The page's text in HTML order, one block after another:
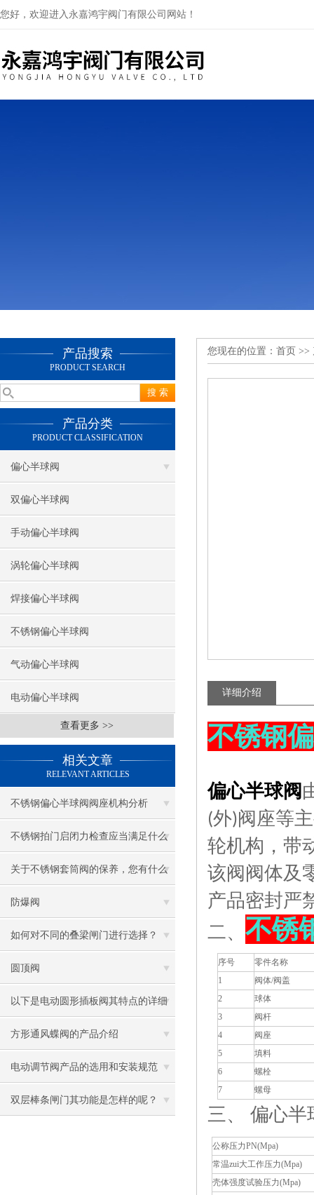
您好，欢迎进入永嘉鸿宇阀门有限公司网站！
产品搜索
PRODUCT SEARCH
产品分类
PRODUCT CLASSIFICATION
偏心半球阀
双偏心半球阀
手动偏心半球阀
涡轮偏心半球阀
焊接偏心半球阀
不锈钢偏心半球阀
气动偏心半球阀
电动偏心半球阀
查看更多 >>
相关文章
RELEVANT ARTICLES
不锈钢偏心半球阀阀座机构分析
不锈钢拍门启闭力检查应当满足什么
条件呢？
关于不锈钢套筒阀的保养，您有什么
建议呢？
防爆阀
如何对不同的叠梁闸门进行选择？
圆顶阀
以下是电动圆形插板阀其特点的详细
阐述
方形通风蝶阀的产品介绍
电动调节阀产品的选用和安装规范
双层棒条闸门其功能是怎样的呢？
您现在的位置： 首页 >>
详细介绍
不锈钢
偏心半球阀
(外)阀座等
轮机构，带
该阀阀体及
产品密封严
二、 不锈
序号
零件名称
1
阀体/阀盖
2
球体
3
阀杆
4
阀座
5
填料
6
螺栓
7
螺母
三、 偏心半
公称压力PN(Mpa)
常温zui大工作压力(Mpa)
壳体强度试验压力(Mpa)